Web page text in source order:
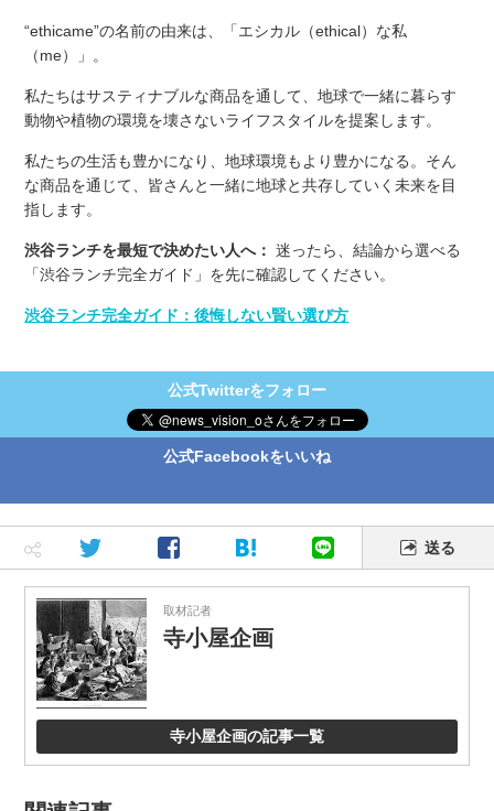
“ethicame”の名前の由来は、「エシカル（ethical）な私
（me）」。
私たちはサスティナブルな商品を通して、地球で一緒に暮らす
動物や植物の環境を壊さないライフスタイルを提案します。
私たちの生活も豊かになり、地球環境もより豊かになる。そん
な商品を通じて、皆さんと一緒に地球と共存していく未来を目
指します。
渋谷ランチを最短で決めたい人へ： 迷ったら、結論から選べる
「渋谷ランチ完全ガイド」を先に確認してください。
渋谷ランチ完全ガイド：後悔しない賢い選び方
公式Twitterをフォロー
公式Facebookをいいね
送る
取材記者
寺小屋企画
寺小屋企画の記事一覧